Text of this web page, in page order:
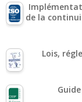
de la
Lois,